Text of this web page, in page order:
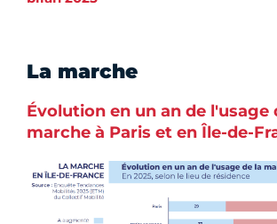
La marche
Évolution en un an de l'usage
marche à Paris et en Île-de-